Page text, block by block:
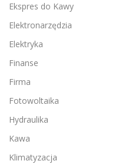
Ekspres do Kawy
Elektronarzędzia
Elektryka
Finanse
Firma
Fotowoltaika
Hydraulika
Kawa
Klimatyzacja